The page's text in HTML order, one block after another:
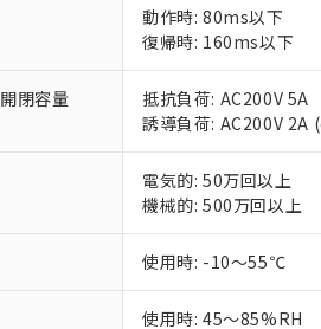
動作時: 80ms以下
復帰時: 160ms以下
開閉容量
抵抗負荷: AC200V 5A
誘導負荷: AC200V 2A
電気的: 50万回以上
機械的: 500万回以上
使用時: -10～55℃
使用時: 45～85%RH
のであり、
い。
正式な納期
当社販売員
オムロン制
在庫状況お
マイパーツ
ている必要が
お客様が当
が、当社の
さい。
※当社の共同
フタル酸エステル類の
※2 対応予定月
部品在庫の切り
※3 非含有証明
下記の非含有証明
Cr(Ⅵ)(六価クロム) :
DBP(フタル酸ジブチル
DEHP(フタル酸ビス(2-
※2 環境保護使
「ｅ」：有害物質
「10」：通常の使
味します。
ます。
当社は貴社
置等に一切
当社は、貴
また当社は
たしません。
○ 一定数以
△ 一定数に
－
在庫な
機器販売
空
白
受注生